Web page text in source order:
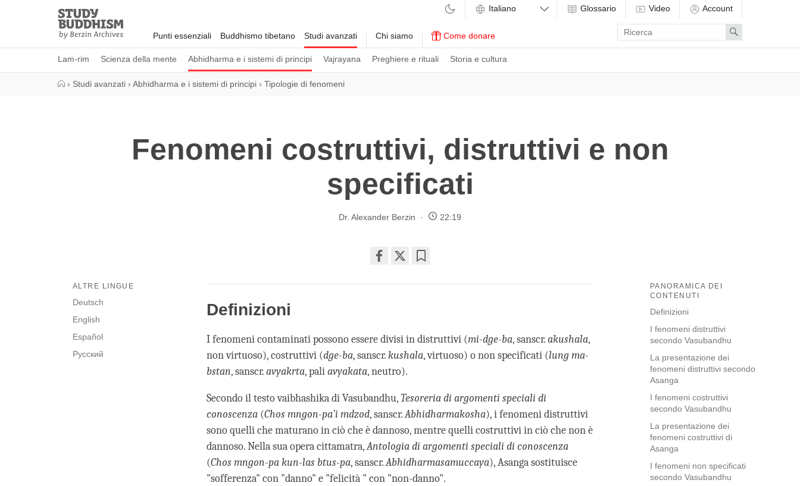
Study
Buddhism
Home
Punti essenziali Buddhismo tibetano Studi avanzati
Lam-rim Scienza della mente Abhidharma e i sistemi di principi Vajrayana Preghiere e rituali Storia e cultura
Chi siamo Come donare
Glossario Video Account
Enter
search
term
Search
› Studi avanzati › Abhidharma e i sistemi di principi › Tipologie di fenomeni
Fenomeni costruttivi, distruttivi e non
specificati
Dr. Alexander Berzin 22:19
on
PANORAMICA DEI
CONTENUTI
Definizioni
I fenomeni distruttivi
secondo Vasubandhu
La presentazione dei
fenomeni distruttivi secondo
Asanga
I fenomeni costruttivi
secondo Vasubandhu
La presentazione dei
fenomeni costruttivi di
Asanga
I fenomeni non specificati
secondo Vasubandhu
ALTRE LINGUE
Deutsch
English
Español
Русский
Definizioni
I fenomeni contaminati possono essere divisi in distruttivi (mi-dge-ba, sanscr.akushala,
non virtuoso), costruttivi (dge-ba, sanscr.kushala, virtuoso) o non specificati (lung ma-
bstan, sanscr.avyakrta, paliavyakata, neutro).
Secondo il testo vaibhashika di Vasubandhu,Tesoreria di argomenti speciali di
conoscenza (Chos mngon-pa’i mdzod, sanscr.Abhidharmakosha), i fenomeni distruttivi
sono quelli che maturano in ciò che è dannoso, mentre quelli costruttivi in ciò che non è
dannoso. Nella sua opera cittamatra,Antologia di argomenti speciali di conoscenza
(Chos mngon-pa kun-las btus-pa, sanscr.Abhidharmasamuccaya), Asanga sostituisce
"sofferenza" con "danno" e "felicità " con "non-danno".